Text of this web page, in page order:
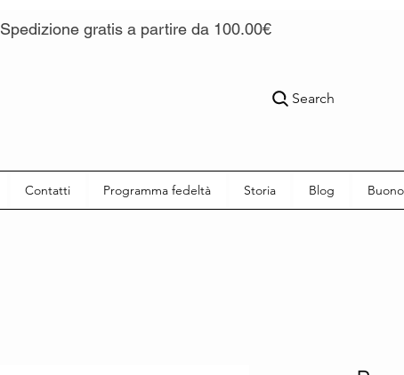
Spedizione gratis a partire da 100.00€
Search
Contatti Programma fedeltà Storia Blog